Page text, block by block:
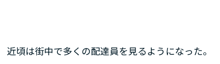
近頃は街中で多くの配達員を見るようになった。